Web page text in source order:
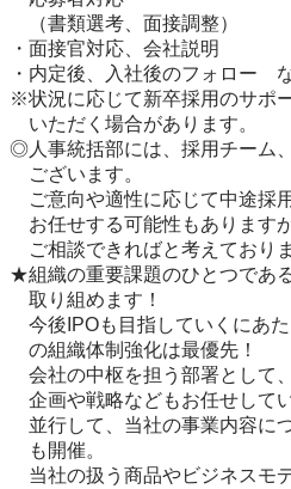
（書類選考、面接調整）
・面接官対応、会社説明
・内定後、入社後のフォロー　
※状況に応じて新卒採用のサポ
いただく場合があります。
◎人事統括部には、採用チーム
ございます。
ご意向や適性に応じて中途採
お任せする可能性もあります
ご相談できればと考えており
★組織の重要課題のひとつであ
取り組めます！
今後IPOも目指していくにあ
の組織体制強化は最優先！
会社の中枢を担う部署として
企画や戦略などもお任せして
並行して、当社の事業内容に
も開催。
当社の扱う商品やビジネスモ